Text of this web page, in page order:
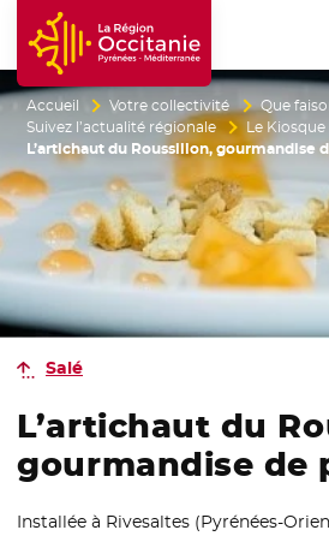
Accueil Région Occitanie
Accueil Votre collectivité
Que
Suivez l’actualité régionale
Le Kiosque
L’artichaut du Roussillon, gourmandise
Salé
L’artichaut du
gourmandise de
Installée à Rivesaltes (Pyrénées-